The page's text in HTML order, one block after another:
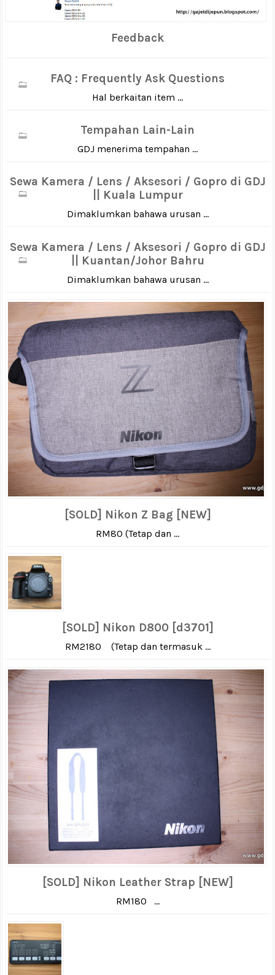
Feedback
FAQ : Frequently Ask Questions
Hal berkaitan item ...
Tempahan Lain-Lain
GDJ menerima tempahan ...
Sewa Kamera / Lens / Aksesori / Gopro di GDJ
|| Kuala Lumpur
Dimaklumkan bahawa urusan ...
Sewa Kamera / Lens / Aksesori / Gopro di GDJ
|| Kuantan/Johor Bahru
Dimaklumkan bahawa urusan ...
[SOLD] Nikon Z Bag [NEW]
RM80 (Tetap dan ...
[SOLD] Nikon D800 [d3701]
RM2180 (Tetap dan termasuk ...
[SOLD] Nikon Leather Strap [NEW]
RM180 ...